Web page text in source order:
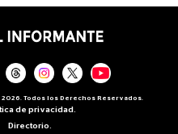
Todos los Derechos Reservados.
de privacidad.
Directorio.